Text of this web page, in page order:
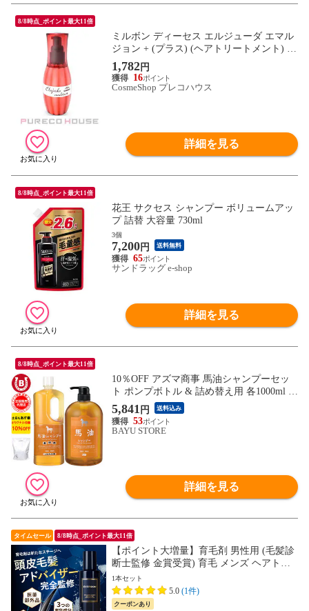
8/8時点_ポイント最大11倍
ミルボン ディーセス エルジューダ エマル
ジョン + (プラス) (ヘアトリートメント) 12
0g
1,782円
16
CosmeShop プレコハウス
詳細を見る
8/8時点_ポイント最大11倍
花王 サクセス シャンプー ボリュームアッ
プ 詰替 大容量 730ml
3個
7,200円 送料無料
65
サンドラッグ e-shop
詳細を見る
8/8時点_ポイント最大11倍
10％OFF アズマ商事 馬油シャンプーセッ
ト ポンプボトル & 詰め替え用 各1000ml /
旅美人 馬油シリーズ アズマ商事シャンプ
ー 馬油 馬油シャンプー 旅美人馬油シャン
プー 送料無料
5,841 円 送料込み
53
BAYU STORE
詳細を見る
タイムセール 8/8時点_ポイント最大11倍
【ポイント大増量】育毛剤 男性用 (毛髪診
断士監修 金賞受賞) 育毛 メンズ ヘアトニ
ック スカルプトニック 医薬部外品 150ml
日本製 頭皮 発毛剤ではなく育毛剤 EVERS
KIN
1本セット
5.0 (1件)
クーポンあり